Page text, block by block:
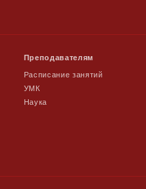
Преподавателям
Расписание занятий
УМК
Наука